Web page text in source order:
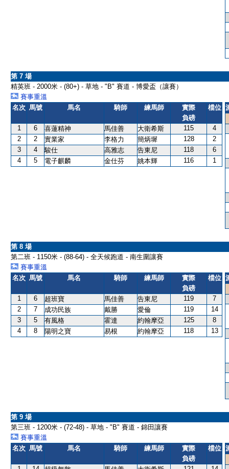
第 7 場
精英班 - 2000米 - (80+) - 草地 - "B" 賽道 - 博愛盃（讓賽）
賽事重溫
名次 馬號 馬名 騎師 練馬師
實際
負磅
檔位
1 6 喜蓮精神 馬佳善 大衛希斯 115
4
2
2 實業家 李格力 簡炳墀 128
2
3
4 駿仕 高雅志 告東尼 118
6
4
5 電子麒麟 金仕芬 姚本輝 116 1
第 8 場
第二班 - 1150米 - (88-64) - 全天候跑道 - 南生圍讓賽
賽事重溫
名次 馬號 馬名 騎師 練馬師
實際
負磅
檔位
1 6 超班寶 馬佳善 告東尼 119
7
2
7 成功民族 戴勝 愛倫 119
14
3
5 有風格 霍達 約翰摩亞 125
8
4
8 陽明之寶 易根 約翰摩亞 118 13
第 9 場
第三班 - 1200米 - (72-48) - 草地 - "B" 賽道 - 錦田讓賽
賽事重溫
名次 馬號 馬名 騎師 練馬師
實際
負磅
檔位